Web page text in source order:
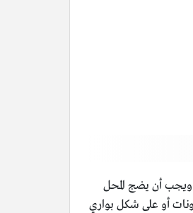
ويجب أن يضج المحل
أو على شكل بواري